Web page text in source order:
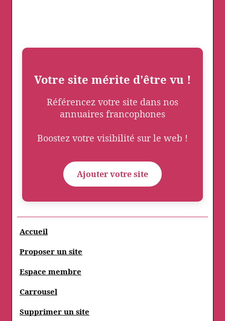
Votre site mérite d'être vu !
Référencez votre site dans nos
annuaires francophones
Boostez votre visibilité sur le web !
Ajouter votre site
Accueil
Proposer un site
Espace membre
Carrousel
Supprimer un site